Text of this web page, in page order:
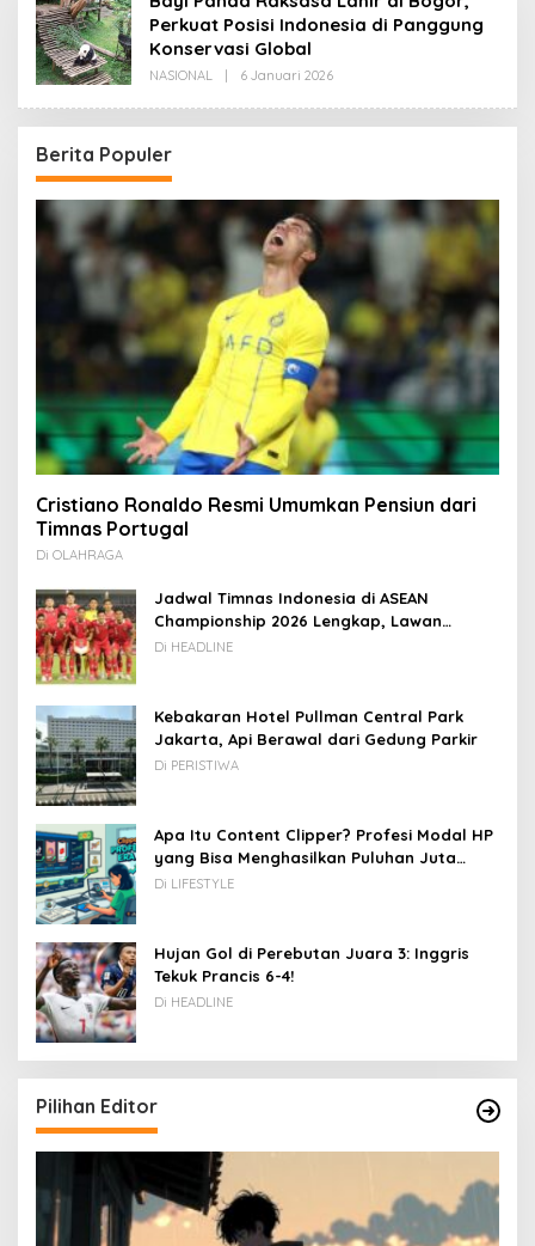
Perkuat Posisi Indonesia di Panggung
Konservasi Global
NASIONAL 6 Januari 2026Oleh
Berita Populer
Cristiano Ronaldo Resmi Umumkan Pensiun dari
Timnas Portugal
Di OLAHRAGA
Jadwal Timnas Indonesia di ASEAN
Championship 2026 Lengkap, Lawan
Kamboja hingga Vietnam
Di HEADLINE
Kebakaran Hotel Pullman Central Park
Jakarta, Api Berawal dari Gedung Parkir
Di PERISTIWA
Apa Itu Content Clipper? Profesi Modal HP
yang Bisa Menghasilkan Puluhan Juta
Rupiah
Di LIFESTYLE
Hujan Gol di Perebutan Juara 3: Inggris
Tekuk Prancis 6-4!
Di HEADLINE
Pilihan Editor